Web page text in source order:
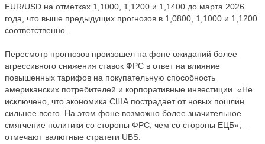
EUR/USD на отметках 1,1000, 1,1200 и 1,1400 до марта 2026
года, что выше предыдущих прогнозов в 1,0800, 1,1000 и 1,1200
соответственно.
Пересмотр прогнозов произошел на фоне ожиданий более
агрессивного снижения ставок ФРС в ответ на влияние
повышенных тарифов на покупательную способность
американских потребителей и корпоративные инвестиции. «Не
исключено, что экономика США пострадает от новых пошлин
сильнее всего. На этом фоне возможно более значительное
смягчение политики со стороны ФРС, чем со стороны ЕЦБ», –
отмечают валютные стратеги UBS.